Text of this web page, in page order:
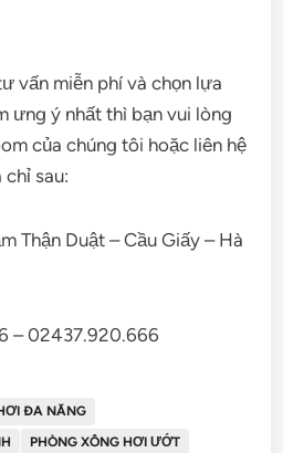
vấn miễn phí và chọn lựa
ưng ý nhất thì bạn vui lòng
của chúng tôi hoặc liên hệ
sau:
Thận Duật – Cầu Giấy – Hà
– 02437.920.666
ĐA NĂNG
PHÒNG XÔNG HƠI ƯỚT